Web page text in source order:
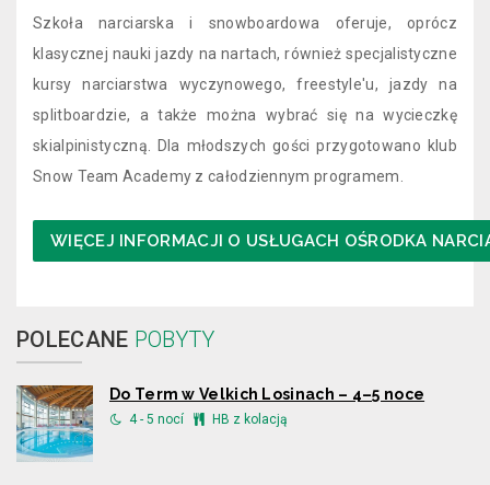
Szkoła narciarska i snowboardowa oferuje, oprócz
klasycznej nauki jazdy na nartach, również specjalistyczne
kursy narciarstwa wyczynowego, freestyle'u, jazdy na
splitboardzie, a także można wybrać się na wycieczkę
skialpinistyczną. Dla młodszych gości przygotowano klub
Snow Team Academy z całodziennym programem.
WIĘCEJ INFORMACJI O USŁUGACH OŚRODKA
POLECANE POBYTY
Do Term w Velkich Losinach – 4–5 noce
4 - 5 nocí HB z kolacją